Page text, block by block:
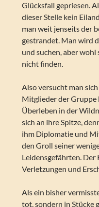
Glücksfall gepriesen.
dieser Stelle kein
man weit jenseits der
gestrandet. Man wird
und suchen, aber
nicht finden.
Also versucht man
Mitglieder der Gruppe
Überleben in der
sich an ihre Spitze,
ihm Diplomatie und
den Groll seiner
Leidensgefährten.
Verletzungen und
Als ein bisher
tot, sondern in Stücke